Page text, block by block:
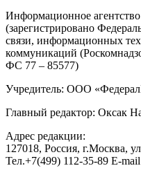
Информационное
(зарегистрировано
связи, информационных
коммуникаций
ФС 77 – 85577)
Учредитель: ООО
Главный редактор: Оксак
Адрес редакции:
127018, Россия, г.Москва,
Тел.+7(499) 112-35-89 E-